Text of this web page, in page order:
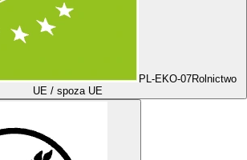
PL-EKO-07Rolnictwo
UE / spoza UE